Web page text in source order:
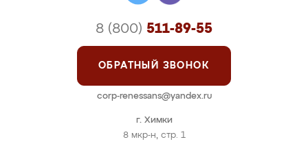
г. Химки
8 мкр-н, стр. 1
8 (800) 511-89-55
ОБРАТНЫЙ ЗВОНОК
corp-renessans@yandex.ru